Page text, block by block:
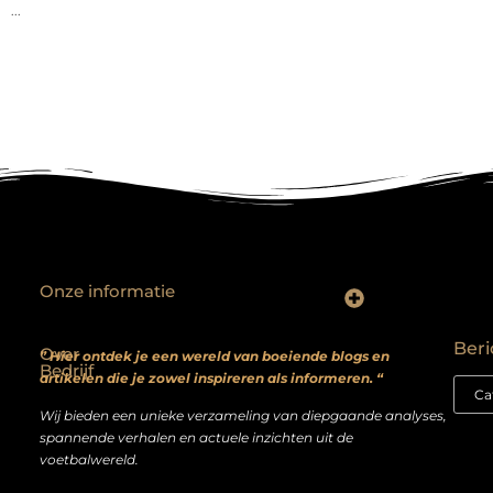
Over
Bedrijf
” Hier ontdek je een wereld van boeiende blogs en
artikelen die je zowel inspireren als informeren. “
Wij bieden een unieke verzameling van diepgaande analyses,
spannende verhalen en actuele inzichten uit de
voetbalwereld.
Onze informatie